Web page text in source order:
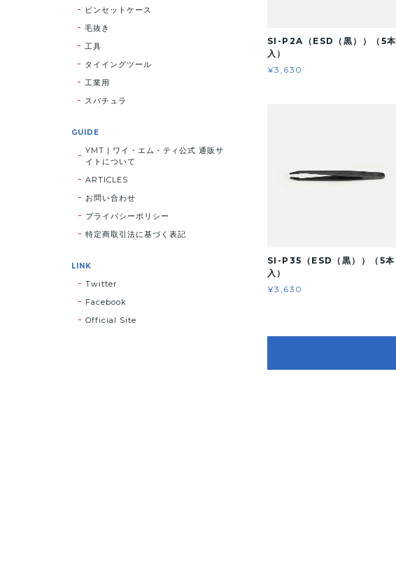
SI-P2A（ESD（黒））（5本
入）
¥3,630
SI-P35（ESD（黒））（5本
入）
¥3,630
ピンセットケース
毛抜き
工具
タイイングツール
工業用
スパチュラ
GUIDE
YMT | ワイ・エム・ティ公式 通販サ
イトについて
ARTICLES
お問い合わせ
プライバシーポリシー
特定商取引法に基づく表記
LINK
Twitter
Facebook
Official Site